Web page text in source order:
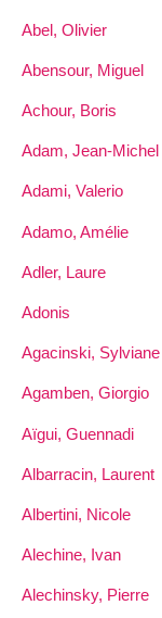
Abel, Olivier
Abensour, Miguel
Achour, Boris
Adam, Jean-Michel
Adami, Valerio
Adamo, Amélie
Adler, Laure
Adonis
Agacinski, Sylviane
Agamben, Giorgio
Aïgui, Guennadi
Albarracin, Laurent
Albertini, Nicole
Alechine, Ivan
Alechinsky, Pierre